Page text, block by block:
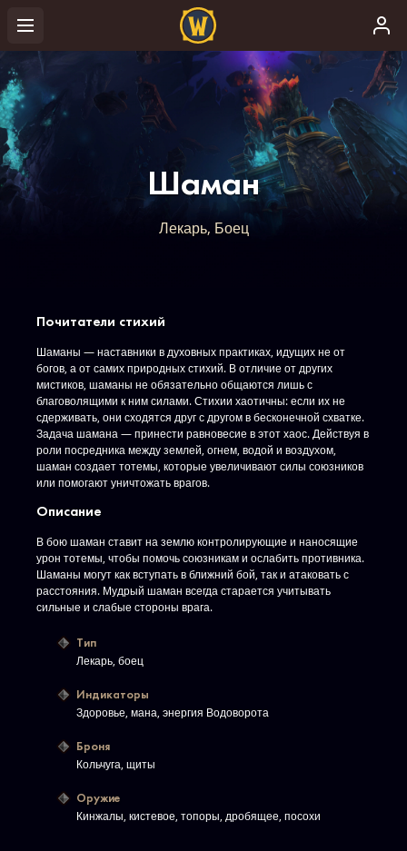
Шаман
Лекарь, Боец
Почитатели стихий
Шаманы — наставники в духовных практиках, идущих не от
богов, а от самих природных стихий. В отличие от других
мистиков, шаманы не обязательно общаются лишь с
благоволящими к ним силами. Стихии хаотичны: если их не
сдерживать, они сходятся друг с другом в бесконечной схватке.
Задача шамана — принести равновесие в этот хаос. Действуя в
роли посредника между землей, огнем, водой и воздухом,
шаман создает тотемы, которые увеличивают силы союзников
или помогают уничтожать врагов.
Описание
В бою шаман ставит на землю контролирующие и наносящие
урон тотемы, чтобы помочь союзникам и ослабить противника.
Шаманы могут как вступать в ближний бой, так и атаковать с
расстояния. Мудрый шаман всегда старается учитывать
сильные и слабые стороны врага.
Тип
Лекарь, боец
Индикаторы
Здоровье, мана, энергия Водоворота
Броня
Кольчуга, щиты
Оружие
Кинжалы, кистевое, топоры, дробящее, посохи